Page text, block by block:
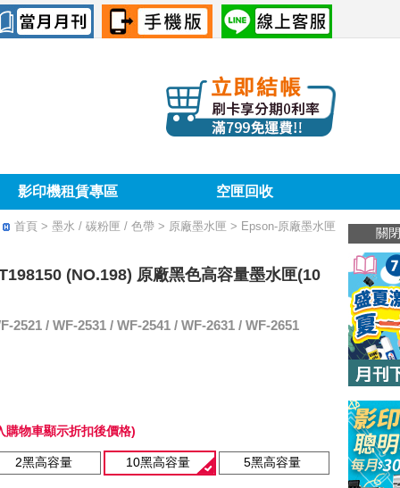
關閉
影印機租賃專區 空匣回收
首頁 > 墨水 / 碳粉匣 / 色帶 > 原廠墨水匣 > Epson-原廠墨水匣
(NO.198) 原廠黑色高容量墨水匣(10
2521 / WF-2531 / WF-2541 / WF-2631 / WF-2651
購物車顯示折扣後價格)
2黑高容量 10黑高容量 5黑高容量